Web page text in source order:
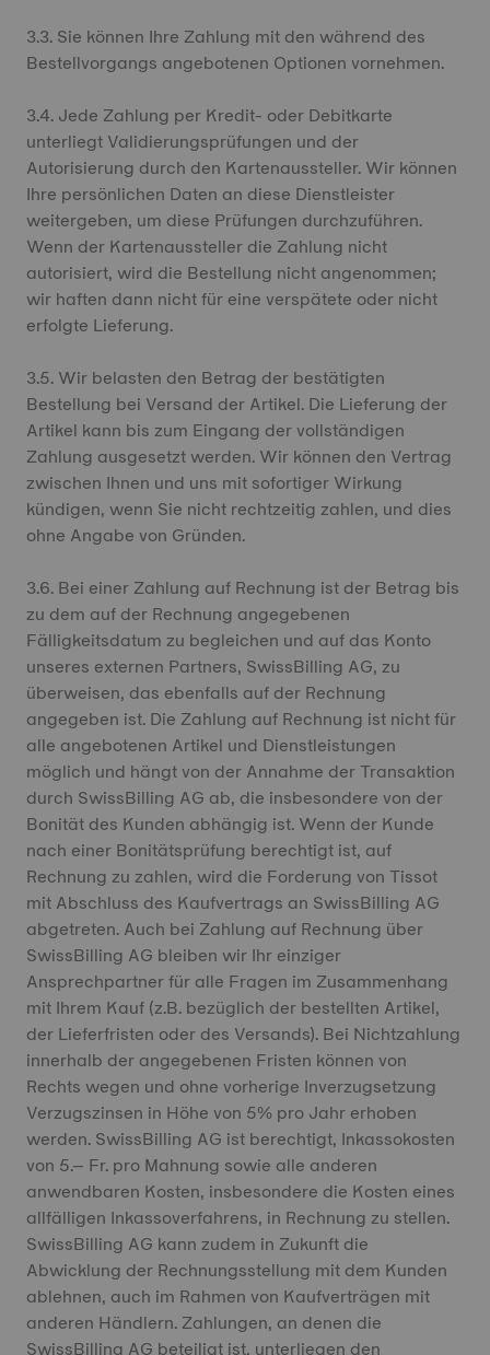
3.3. Sie können Ihre Zahlung mit den während des
Bestellvorgangs angebotenen Optionen vornehmen.
3.4. Jede Zahlung per Kredit- oder Debitkarte
unterliegt Validierungsprüfungen und der
Autorisierung durch den Kartenaussteller. Wir können
Ihre persönlichen Daten an diese Dienstleister
weitergeben, um diese Prüfungen durchzuführen.
Wenn der Kartenaussteller die Zahlung nicht
autorisiert, wird die Bestellung nicht angenommen;
wir haften dann nicht für eine verspätete oder nicht
erfolgte Lieferung.
3.5. Wir belasten den Betrag der bestätigten
Bestellung bei Versand der Artikel. Die Lieferung der
Artikel kann bis zum Eingang der vollständigen
Zahlung ausgesetzt werden. Wir können den Vertrag
zwischen Ihnen und uns mit sofortiger Wirkung
kündigen, wenn Sie nicht rechtzeitig zahlen, und dies
ohne Angabe von Gründen.
3.6. Bei einer Zahlung auf Rechnung ist der Betrag bis
zu dem auf der Rechnung angegebenen
Fälligkeitsdatum zu begleichen und auf das Konto
unseres externen Partners, SwissBilling AG, zu
überweisen, das ebenfalls auf der Rechnung
angegeben ist. Die Zahlung auf Rechnung ist nicht für
alle angebotenen Artikel und Dienstleistungen
möglich und hängt von der Annahme der Transaktion
durch SwissBilling AG ab, die insbesondere von der
Bonität des Kunden abhängig ist. Wenn der Kunde
nach einer Bonitätsprüfung berechtigt ist, auf
Rechnung zu zahlen, wird die Forderung von Tissot
mit Abschluss des Kaufvertrags an SwissBilling AG
abgetreten. Auch bei Zahlung auf Rechnung über
SwissBilling AG bleiben wir Ihr einziger
Ansprechpartner für alle Fragen im Zusammenhang
mit Ihrem Kauf (z.B. bezüglich der bestellten Artikel,
der Lieferfristen oder des Versands). Bei Nichtzahlung
innerhalb der angegebenen Fristen können von
Rechts wegen und ohne vorherige Inverzugsetzung
Verzugszinsen in Höhe von 5% pro Jahr erhoben
werden. SwissBilling AG ist berechtigt, Inkassokosten
von 5.– Fr. pro Mahnung sowie alle anderen
anwendbaren Kosten, insbesondere die Kosten eines
allfälligen Inkassoverfahrens, in Rechnung zu stellen.
SwissBilling AG kann zudem in Zukunft die
Abwicklung der Rechnungsstellung mit dem Kunden
ablehnen, auch im Rahmen von Kaufverträgen mit
anderen Händlern. Zahlungen, an denen die
SwissBilling AG beteiligt ist, unterliegen den